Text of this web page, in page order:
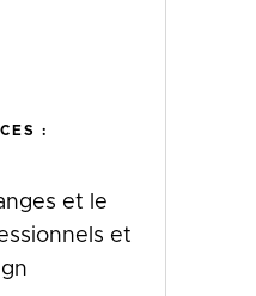
:
et le
et